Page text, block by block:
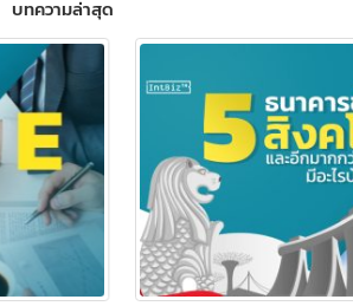
บทความล่าสุด